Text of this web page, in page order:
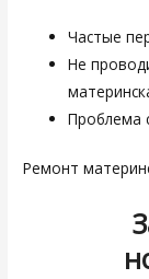
Частые
Не
Проблема
Ремонт